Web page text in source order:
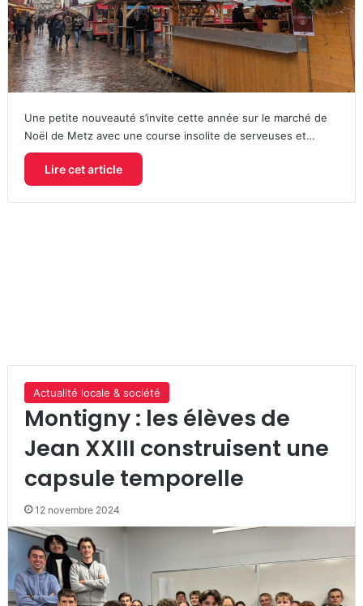
Une petite nouveauté s’invite cette année sur le marché de
Noël de Metz avec une course insolite de serveuses et…
Lire cet article
Actualité locale & société
Montigny : les élèves de
Jean XXIII construisent une
capsule temporelle
12 novembre 2024